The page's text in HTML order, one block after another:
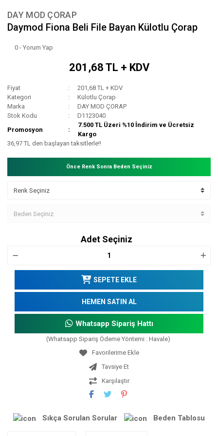
DAY MOD ÇORAP
Daymod Fiona Beli File Bayan Külotlu Çorap
0 - Yorum Yap
201,68 TL + KDV
Fiyat
201,68 TL + KDV
Kategori
Külotlu Çorap
Marka
DAY MOD ÇORAP
Stok Kodu
D1123040
Promosyon
7.500 TL Üzeri %10 İndirim ve Ücretsiz
Kargo
36,97 TL den başlayan taksitlerle!!
Önce Renk Sonra Beden Seçiniz
Adet Seçiniz
SEPETE EKLE
HEMEN SATIN AL
Whatsapp Sipariş Hattı
(Whatsapp Sipariş Ödeme Yöntemi : Havale)
Tavsiye Et
Karşılaştır
Sıkça Sorulan Sorular Beden Tablosu